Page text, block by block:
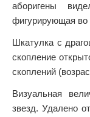
аборигены
фигурирующая во
Шкатулка с
скопление
скоплений
Визуальная
звезд. Удалено